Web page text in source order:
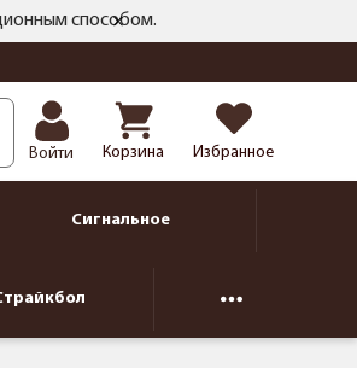
способом.
Войти Корзина Избранное
Сигнальное